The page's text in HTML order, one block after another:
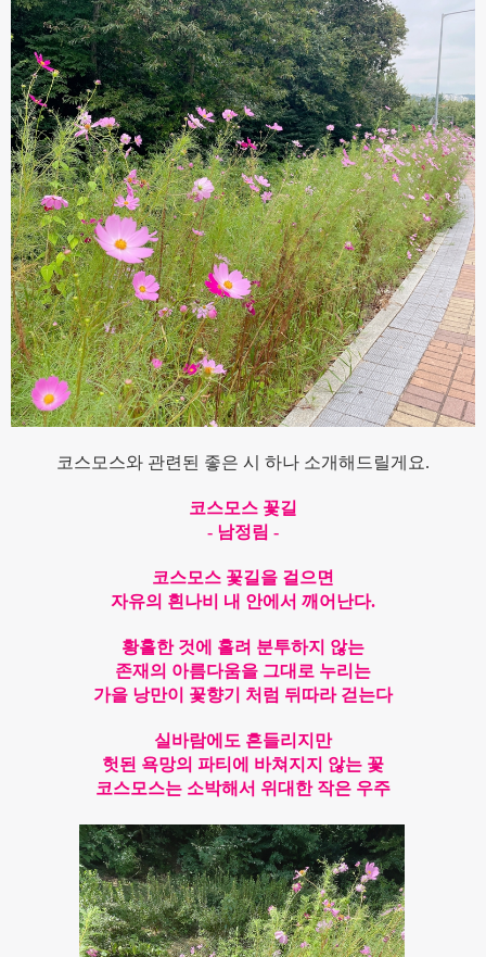
코스모스와 관련된 좋은 시 하나 소개해드릴게요.
코스모스 꽃길
- 남정림 -
코스모스 꽃길을 걸으면
자유의 흰나비 내 안에서 깨어난다.
황홀한 것에 홀려 분투하지 않는
존재의 아름다움을 그대로 누리는
가을 낭만이 꽃향기 처럼 뒤따라 걷는다
실바람에도 흔들리지만
헛된 욕망의 파티에 바쳐지지 않는 꽃
코스모스는 소박해서 위대한 작은 우주